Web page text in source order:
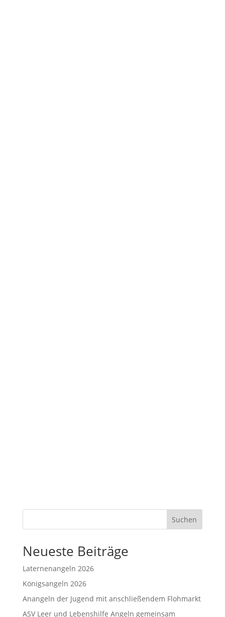
Suchen
Neueste Beiträge
Laternenangeln 2026
Königsangeln 2026
Anangeln der Jugend mit anschließendem Flohmarkt
ASV Leer und Lebenshilfe Angeln gemeinsam